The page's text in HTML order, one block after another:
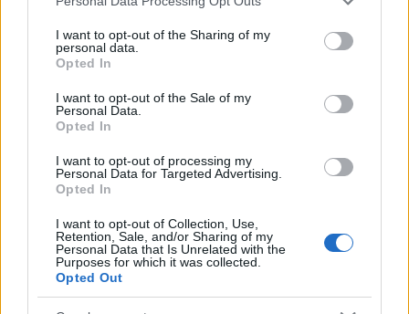
not limited to your visit or usage behaviour. You may click to
grant or deny consent to Google and its third-party tags to
use your data for below specified purposes in below Google
consent section.
I want to opt-out of the Sharing of my
personal data.
Opted In
I want to opt-out of the Sale of my
Personal Data.
Opted In
I want to opt-out of processing my
Personal Data for Targeted Advertising.
Opted In
I want to opt-out of Collection, Use,
Retention, Sale, and/or Sharing of my
Personal Data that Is Unrelated with the
Purposes for which it was collected.
Opted Out
εσείς σκοπεύετε να γίνετε γονείς μέσα από το
θεσμό της παρένθετης μητέρας. Με όλο τον
σεβασμό στην επιλογή σας – και στην γονεϊκή
επιλογή όλων των ανθρώπων – υπάρχουμε κι
δίνουμε χρόνια ολόκληρα αγώνα για να
εξομαλυνθούν οι διαδικασίες υιοθεσίας και να
αποκτήσουν οικογένεια όλα τα παιδιά που τη
στερούνται. Άποψή μου – μέσα απο την προσωπική
μου εμπειρία – είναι ότι το ζητούμενο δεν πρέπει
να είναι η αναπαραγωγή του DNA μας (και σιγά το